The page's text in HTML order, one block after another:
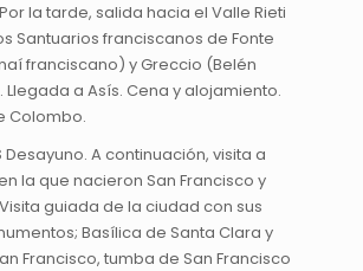
la tarde, salida hacia el Valle Rieti
Santuarios franciscanos de Fonte
franciscano) y Greccio (Belén
a Asís. Cena y alojamiento.
Colombo.
Desayuno. A continuación, visita a
la que nacieron San Francisco y
guiada de la ciudad con sus
Basílica de Santa Clara y
Francisco, tumba de San Francisco